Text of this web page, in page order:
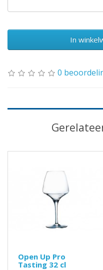
In
0
Open Up Pro
Tasting 32 cl